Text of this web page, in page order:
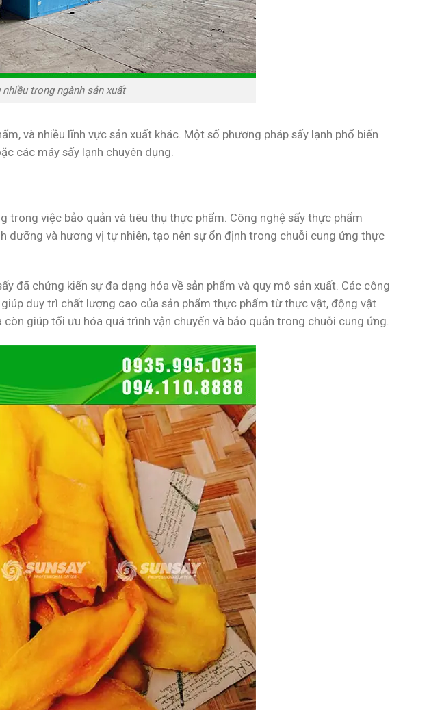
trong ngành sản xuất
và nhiều lĩnh vực sản xuất khác. Một số phương pháp sấy lạnh phổ biến
các máy sấy lạnh chuyên dụng.
việc bảo quản và tiêu thụ thực phẩm. Công nghệ sấy thực phẩm
và hương vị tự nhiên, tạo nên sự ổn định trong chuỗi cung ứng thực
đã chứng kiến sự đa dạng hóa về sản phẩm và quy mô sản xuất. Các công
duy trì chất lượng cao của sản phẩm thực phẩm từ thực vật, động vật
giúp tối ưu hóa quá trình vận chuyển và bảo quản trong chuỗi cung ứng.